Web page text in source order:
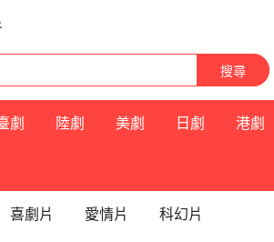
搜尋
劇 陸劇 美劇 日劇 港劇
喜劇片 愛情片 科幻片